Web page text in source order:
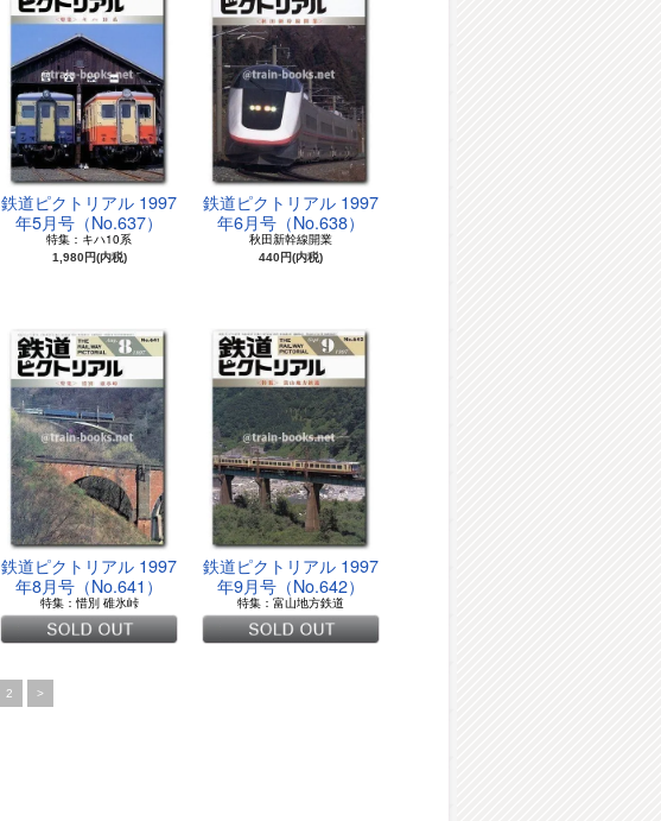
鉄道ピクトリアル 1997
年5月号（No.637）
特集：キハ10系
1,980円(内税)
鉄道ピクトリアル 1997
年6月号（No.638）
秋田新幹線開業
440円(内税)
鉄道ピクトリアル 1997
年8月号（No.641）
特集：惜別 碓氷峠
鉄道ピクトリアル 1997
年9月号（No.642）
特集：富山地方鉄道
2 >